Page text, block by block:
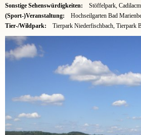
Sonstige Sehenswürdigkeiten:
Stöffelpark,
(Sport-)Veranstaltung:
Hochseilgarten Bad
Tier-/Wildpark:
Tierpark Niederfischbach, Tierpark